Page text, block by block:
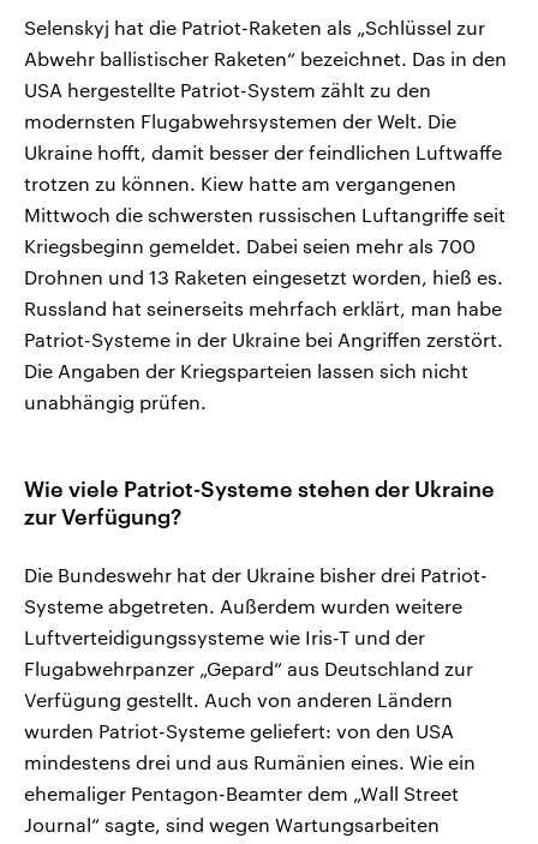
Selenskyj hat die Patriot-Raketen als „Schlüssel zur
Abwehr ballistischer Raketen“ bezeichnet. Das in den
USA hergestellte Patriot-System zählt zu den
modernsten Flugabwehrsystemen der Welt. Die
Ukraine hofft, damit besser der feindlichen Luftwaffe
trotzen zu können. Kiew hatte am vergangenen
Mittwoch die schwersten russischen Luftangriffe seit
Kriegsbeginn gemeldet. Dabei seien mehr als 700
Drohnen und 13 Raketen eingesetzt worden, hieß es.
Russland hat seinerseits mehrfach erklärt, man habe
Patriot-Systeme in der Ukraine bei Angriffen zerstört.
Die Angaben der Kriegsparteien lassen sich nicht
unabhängig prüfen.
Wie viele Patriot-Systeme stehen der Ukraine
zur Verfügung?
Die Bundeswehr hat der Ukraine bisher drei Patriot-
Systeme abgetreten. Außerdem wurden weitere
Luftverteidigungssysteme wie Iris-T und der
Flugabwehrpanzer „Gepard“ aus Deutschland zur
Verfügung gestellt. Auch von anderen Ländern
wurden Patriot-Systeme geliefert: von den USA
mindestens drei und aus Rumänien eines. Wie ein
ehemaliger Pentagon-Beamter dem „Wall Street
Journal“ sagte, sind wegen Wartungsarbeiten